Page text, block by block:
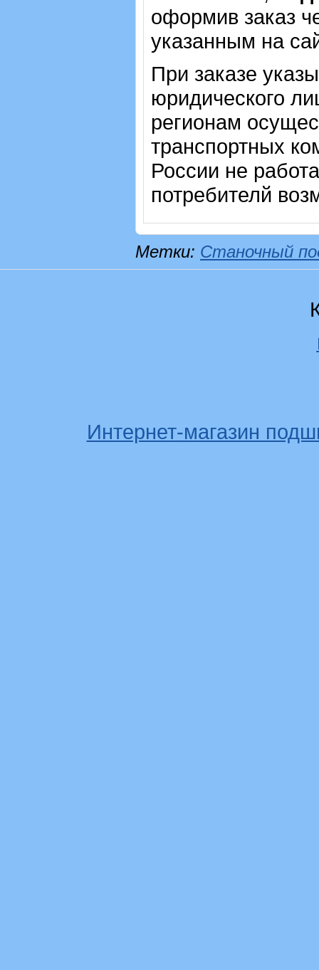
оформив заказ
указанным на
При заказе
юридического
регионам
транспортных
России не
потребителй
Метки: Станочный
Интернет-магазин